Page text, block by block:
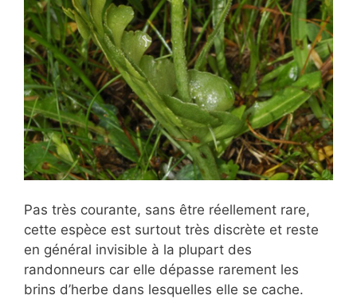
Pas très courante, sans être réellement rare,
cette espèce est surtout très discrète et reste
en général invisible à la plupart des
randonneurs car elle dépasse rarement les
brins d’herbe dans lesquelles elle se cache.